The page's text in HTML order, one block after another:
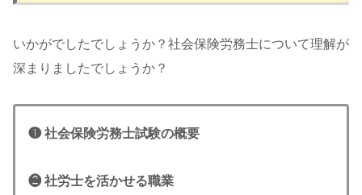
いかがでしたでしょうか？社会保険労務士について理解が
深まりましたでしょうか？
❶ 社会保険労務士試験の概要
❷ 社労士を活かせる職業